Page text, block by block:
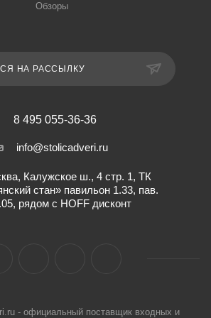
Обзоры
НА РАССЫЛКУ
8 495 055-36-36
info@stolicadveri.ru
Калужское ш., 4 стр. 1, ТК
стан» павильон 1.33, пав.
рядом с HOFF дисконт
- официальный поставщик входных и